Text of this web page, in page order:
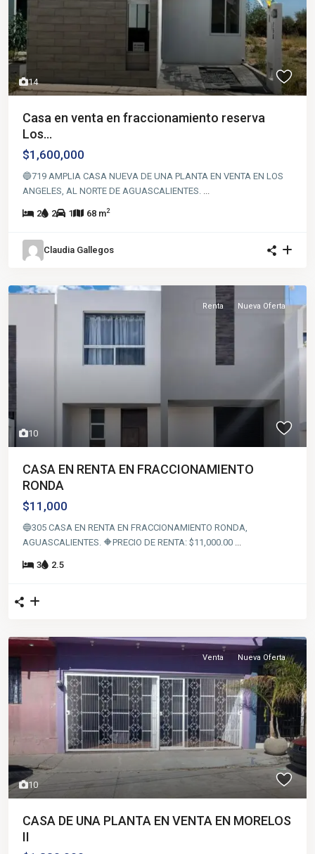
14
Casa en venta en fraccionamiento reserva
Los...
$1,600,000
🔵719 AMPLIA CASA NUEVA DE UNA PLANTA EN VENTA EN LOS
ANGELES, AL NORTE DE AGUASCALIENTES. ...
2 2 1 68 m2
Claudia Gallegos
10
Renta Nueva Oferta
CASA EN RENTA EN FRACCIONAMIENTO
RONDA
$11,000
🔵305 CASA EN RENTA EN FRACCIONAMIENTO RONDA,
AGUASCALIENTES. 🔶️PRECIO DE RENTA: $11,000.00 ...
3 2.5
10
Venta Nueva Oferta
CASA DE UNA PLANTA EN VENTA EN MORELOS
II